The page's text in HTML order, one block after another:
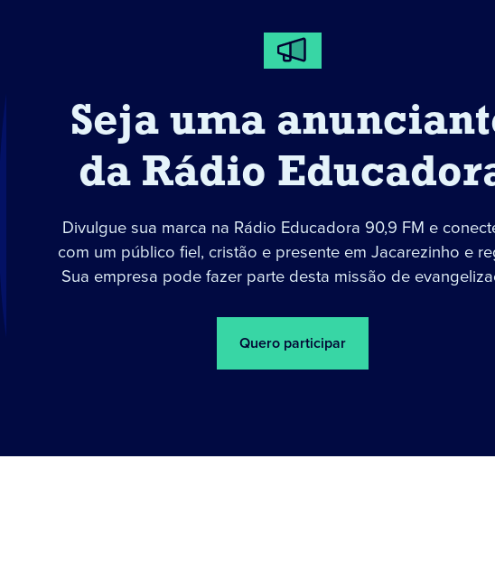
Seja uma
da Rádio
Divulgue sua marca na Rádio Educadora 90,9 FM e
com um público fiel, cristão e presente em Jacarezinho e
Sua empresa pode fazer parte desta missão de
Quero participar